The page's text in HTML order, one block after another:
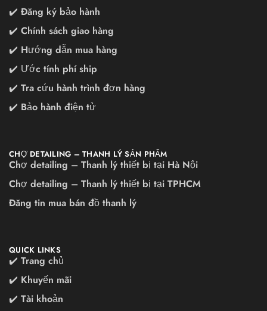
✔️ Đăng ký bảo hành
✔️ Chính sách giao hàng
✔️ Hướng dẫn mua hàng
✔️ Ước tính phí ship
✔️ Tra cứu hành trình đơn hàng
✔️ Bảo hành điện tử
CHỢ DETAILING – THANH LÝ SẢN PHẨM
Chợ detailing – Thanh lý thiết bị tại Hà Nội
Chợ detailing – Thanh lý thiết bị tại TPHCM
Đăng tin mua bán đồ thanh lý
QUICK LINKS
✔️ Trang chủ
✔️ Khuyến mãi
✔️ Tài khoản